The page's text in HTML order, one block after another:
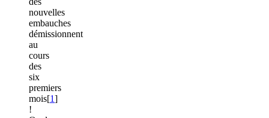
nouvelles
embauches
démissionnent
au
cours
des
six
premiers
mois[1]
!